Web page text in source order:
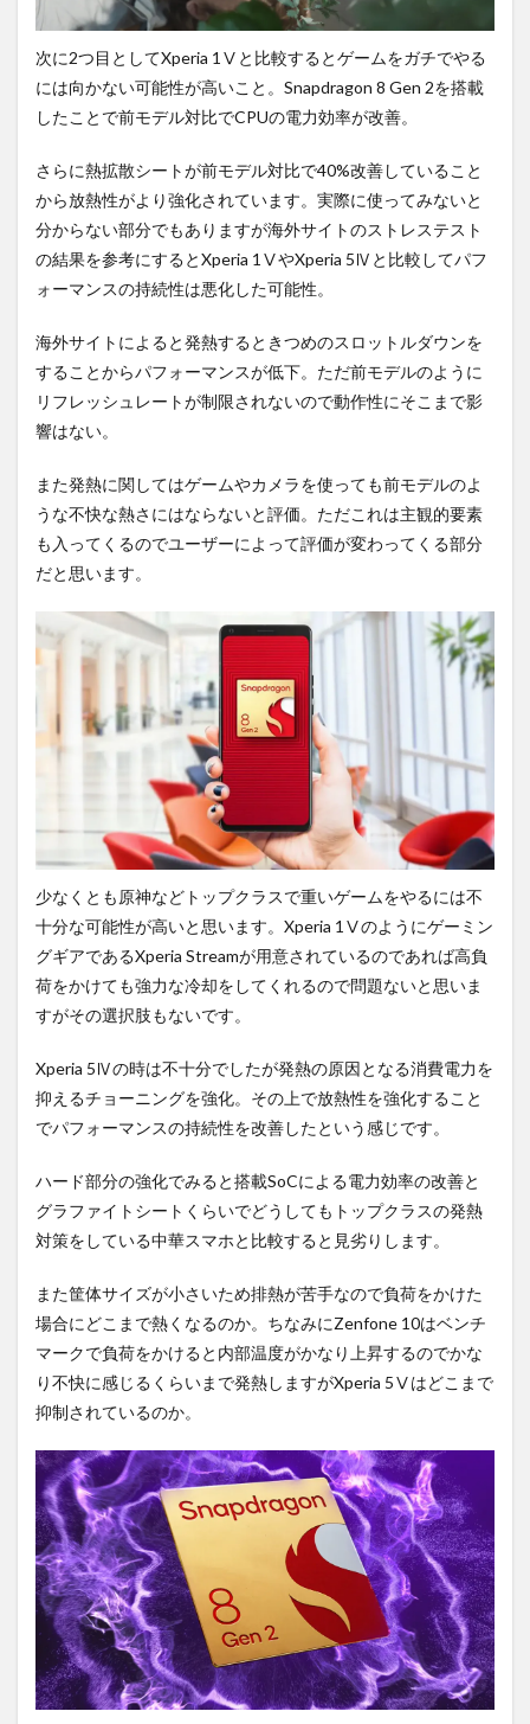
次に2つ目としてXperia 1Ⅴと比較するとゲームをガチでやる
には向かない可能性が高いこと。Snapdragon 8 Gen 2を搭載
したことで前モデル対比でCPUの電力効率が改善。
さらに熱拡散シートが前モデル対比で40%改善していること
から放熱性がより強化されています。実際に使ってみないと
分からない部分でもありますが海外サイトのストレステスト
の結果を参考にするとXperia 1ⅤやXperia 5Ⅳと比較してパフ
ォーマンスの持続性は悪化した可能性。
海外サイトによると発熱するときつめのスロットルダウンを
することからパフォーマンスが低下。ただ前モデルのように
リフレッシュレートが制限されないので動作性にそこまで影
響はない。
また発熱に関してはゲームやカメラを使っても前モデルのよ
うな不快な熱さにはならないと評価。ただこれは主観的要素
も入ってくるのでユーザーによって評価が変わってくる部分
だと思います。
少なくとも原神などトップクラスで重いゲームをやるには不
十分な可能性が高いと思います。Xperia 1Ⅴのようにゲーミン
グギアであるXperia Streamが用意されているのであれば高負
荷をかけても強力な冷却をしてくれるので問題ないと思いま
すがその選択肢もないです。
Xperia 5Ⅳの時は不十分でしたが発熱の原因となる消費電力を
抑えるチョーニングを強化。その上で放熱性を強化すること
でパフォーマンスの持続性を改善したという感じです。
ハード部分の強化でみると搭載SoCによる電力効率の改善と
グラファイトシートくらいでどうしてもトップクラスの発熱
対策をしている中華スマホと比較すると見劣りします。
また筐体サイズが小さいため排熱が苦手なので負荷をかけた
場合にどこまで熱くなるのか。ちなみにZenfone 10はベンチ
マークで負荷をかけると内部温度がかなり上昇するのでかな
り不快に感じるくらいまで発熱しますがXperia 5Ⅴはどこまで
抑制されているのか。